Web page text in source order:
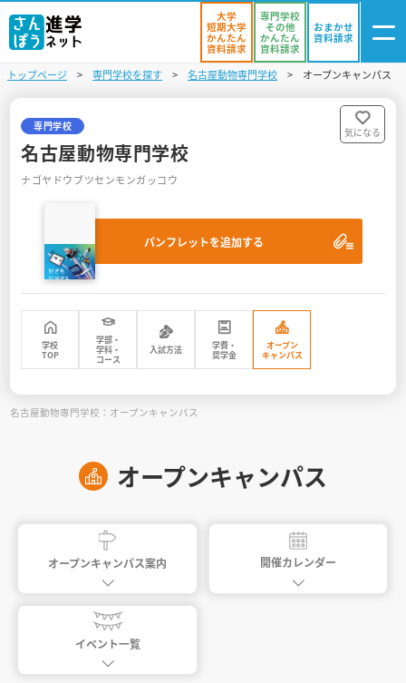
資料リスト
進学イベント
入試・受験入門
お役立ち情報
校内オンラインガイダンス
大学
短期大学
かんたん
資料請求
専門学校
その他
かんたん
資料請求
おまかせ
資料請求
トップページ 専門学校を探す 名古屋動物専門学校 オープンキャンパス
専門学校
名古屋動物専門学校
ナゴヤドウブツセンモンガッコウ
パンフレットを追加する
気になる
学校
TOP
学部・
学科・
コース
入試方法
学費・
奨学金
オープン
キャンパス
名古屋動物専門学校：オープンキャンパス
オープンキャンパス
オープンキャンパス案内 開催カレンダー
イベント一覧